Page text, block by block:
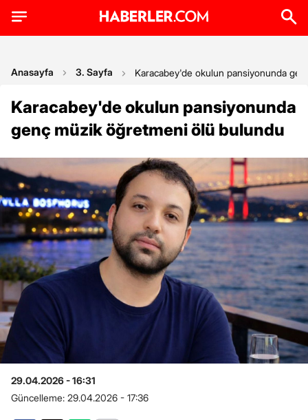
Anasayfa 3. Sayfa Karacabey'de okulun pansiyonunda
Karacabey'de okulun pansiyonunda
genç müzik öğretmeni ölü bulundu
29.04.2026 - 16:31
Güncelleme: 29.04.2026 - 17:36